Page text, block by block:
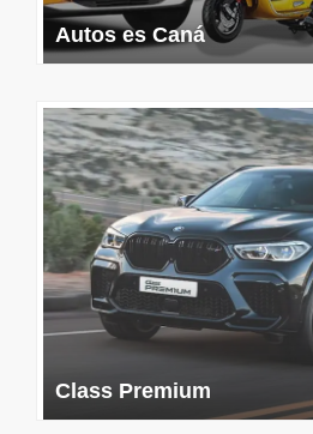
Autos es Caná
Class Premium